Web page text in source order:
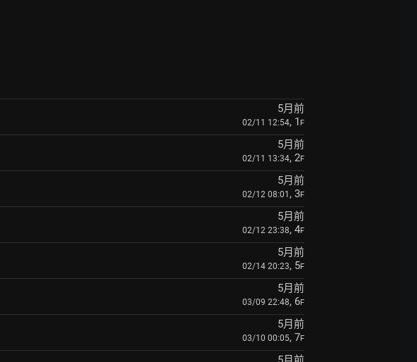
5月前
02/11 12:54, 1 F
5月前
02/11 13:34, 2F
5月前
02/12 08:01 , 3F
5月前
02/12 23:38, 4F
5月前
02/14 20:23, 5F
5月前
03/09 22:48, 6F
5月前
03/10 00:05, 7F